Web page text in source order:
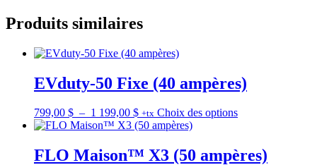
Produits similaires
EVduty-50 Fixe (40 ampères)
799,00 $ – 1 199,00 $Plage
de
799,00 $
+tx Choix des optionsCe
plusieurs
FLO Maison™ X3 (50 ampères)